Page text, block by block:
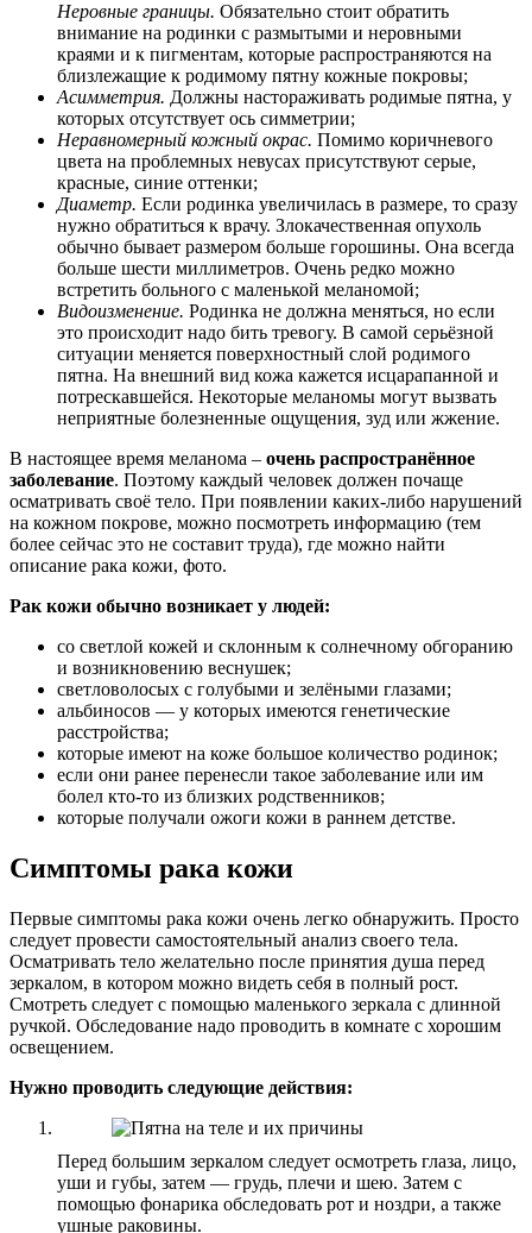
Неровные границы. Обязательно стоит обратить
внимание на родинки с размытыми и неровными
краями и к пигментам, которые распространяются на
близлежащие к родимому пятну кожные покровы;
Асимметрия. Должны настораживать родимые пятна, у
которых отсутствует ось симметрии;
Неравномерный кожный окрас. Помимо коричневого
цвета на проблемных невусах присутствуют серые,
красные, синие оттенки;
Диаметр. Если родинка увеличилась в размере, то сразу
нужно обратиться к врачу. Злокачественная опухоль
обычно бывает размером больше горошины. Она всегда
больше шести миллиметров. Очень редко можно
встретить больного с маленькой меланомой;
Видоизменение. Родинка не должна меняться, но если
это происходит надо бить тревогу. В самой серьёзной
ситуации меняется поверхностный слой родимого
пятна. На внешний вид кожа кажется исцарапанной и
потрескавшейся. Некоторые меланомы могут вызвать
неприятные болезненные ощущения, зуд или жжение.
В настоящее время меланома – очень распространённое
заболевание. Поэтому каждый человек должен почаще
осматривать своё тело. При появлении каких-либо нарушений
на кожном покрове, можно посмотреть информацию (тем
более сейчас это не составит труда), где можно найти
описание рака кожи, фото.
Рак кожи обычно возникает у людей:
со светлой кожей и склонным к солнечному обгоранию
и возникновению веснушек;
светловолосых с голубыми и зелёными глазами;
альбиносов — у которых имеются генетические
расстройства;
которые имеют на коже большое количество родинок;
если они ранее перенесли такое заболевание или им
болел кто-то из близких родственников;
которые получали ожоги кожи в раннем детстве.
Симптомы рака кожи
Первые симптомы рака кожи очень легко обнаружить. Просто
следует провести самостоятельный анализ своего тела.
Осматривать тело желательно после принятия душа перед
зеркалом, в котором можно видеть себя в полный рост.
Смотреть следует с помощью маленького зеркала с длинной
ручкой. Обследование надо проводить в комнате с хорошим
освещением.
Нужно проводить следующие действия:
Перед большим зеркалом следует осмотреть глаза, лицо,
уши и губы, затем — грудь, плечи и шею. Затем с
помощью фонарика обследовать рот и ноздри, а также
ушные раковины.